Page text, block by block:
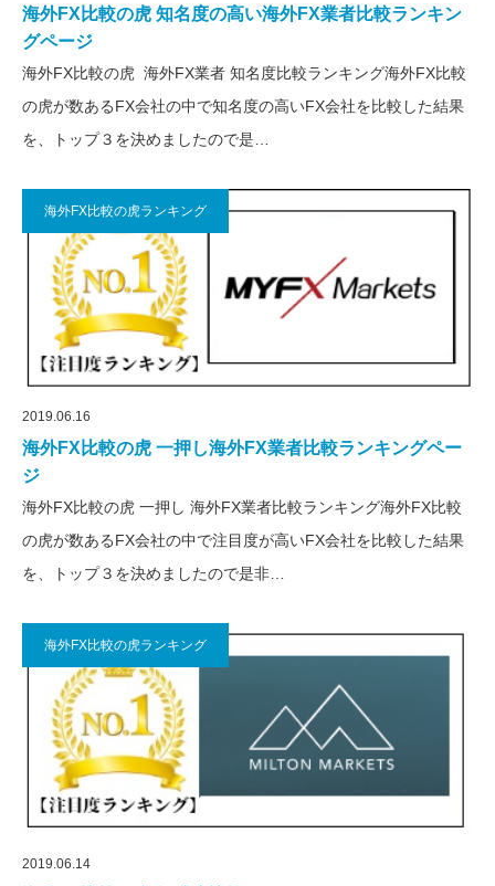
海外FX比較の虎 知名度の高い海外FX業者比較ランキン
グページ
海外FX比較の虎 海外FX業者 知名度比較ランキング海外FX比較
の虎が数あるFX会社の中で知名度の高いFX会社を比較した結果
を、トップ３を決めましたので是…
海外FX比較の虎ランキング
2019.06.16
海外FX比較の虎 一押し海外FX業者比較ランキングペー
ジ
海外FX比較の虎 一押し 海外FX業者比較ランキング海外FX比較
の虎が数あるFX会社の中で注目度が高いFX会社を比較した結果
を、トップ３を決めましたので是非…
海外FX比較の虎ランキング
2019.06.14